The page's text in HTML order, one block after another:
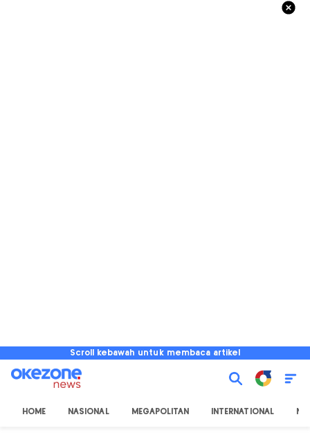
Scroll kebawah untuk membaca artikel
HOME NASIONAL MEGAPOLITAN INTERNATIONAL